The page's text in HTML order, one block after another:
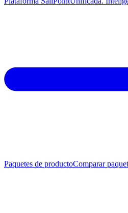
Paquetes de productoComparar